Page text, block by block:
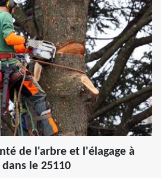
de l'arbre et l'élagage à
le 25110